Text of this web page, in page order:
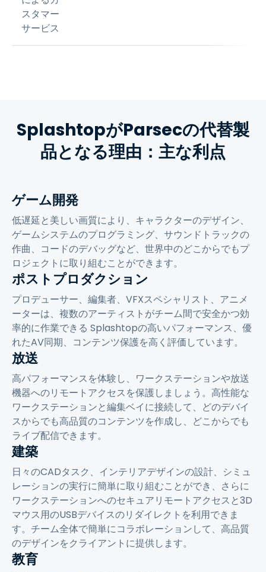
スタマー
サービス
SplashtopがParsecの代替製
品となる理由：主な利点
ゲーム開発
低遅延と美しい画質により、キャラクターのデザイン、
ゲームシステムのプログラミング、サウンドトラックの
作曲、コードのデバッグなど、世界中のどこからでもプ
ロジェクトに取り組むことができます。
ポストプロダクション
プロデューサー、編集者、VFXスペシャリスト、アニメ
ーターは、複数のアーティストがチーム間で安全かつ効
率的に作業できる Splashtopの高いパフォーマンス、優
れたAV同期、コンテンツ保護を高く評価しています。
放送
高パフォーマンスを体験し、ワークステーションや放送
機器へのリモートアクセスを保護しましょう。高性能な
ワークステーションと編集ベイに接続して、どのデバイ
スからでも高品質のコンテンツを作成し、どこからでも
ライブ配信できます。
建築
日々のCADタスク、インテリアデザインの設計、シミュ
レーションの実行に簡単に取り組むことができ、さらに
ワークステーションへのセキュアリモートアクセスと3D
マウス用のUSBデバイスのリダイレクトを利用できま
す。チーム全体で簡単にコラボレーションして、高品質
のデザインをクライアントに提供します。
教育